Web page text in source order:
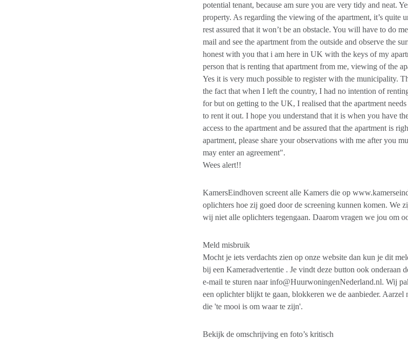
potential tenant, because am sure you are very tidy and neat.
property. As regarding the viewing of the apartment, it’s quite
rest assured that it won’t be an obstacle. You will have to do
mail and see the apartment from the outside and observe the
honest with you that i am here in UK with the keys of my
person that is renting that apartment from me, viewing of the
Yes it is very much possible to register with the municipality.
the fact that when I left the country, I had no intention of
for but on getting to the UK, I realised that the apartment
to rent it out. I hope you understand that it is when you have
access to the apartment and be assured that the apartment is
apartment, please share your observations with me after you
may enter an agreement".
Wees alert!!
KamersEindhoven screent alle Kamers die op
oplichters hoe zij goed door de screening kunnen komen. We
wij niet alle oplichters tegengaan. Daarom vragen we jou om
Meld misbruik
Mocht je iets verdachts zien op onze website dan kun je dit
bij een Kameradvertentie . Je vindt deze button ook onderaan
e-mail te sturen naar info@HuurwoningenNederland.nl. Wij
een oplichter blijkt te gaan, blokkeren we de aanbieder.
die 'te mooi is om waar te zijn'.
Bekijk de omschrijving en foto’s kritisch